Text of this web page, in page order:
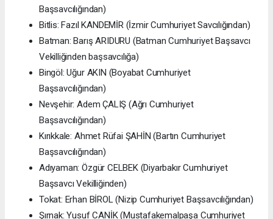
Başsavcılığından)
Bitlis: Fazıl KANDEMİR (İzmir Cumhuriyet Savcılığından)
Batman: Barış ARIDURU (Batman Cumhuriyet Başsavcı
Vekilliğinden başsavcılığa)
Bingöl: Uğur AKIN (Boyabat Cumhuriyet
Başsavcılığından)
Nevşehir: Adem ÇALIŞ (Ağrı Cumhuriyet
Başsavcılığından)
Kırıkkale: Ahmet Rüfai ŞAHİN (Bartın Cumhuriyet
Başsavcılığından)
Adıyaman: Özgür CELBEK (Diyarbakır Cumhuriyet
Başsavcı Vekilliğinden)
Tokat: Erhan BİROL (Nizip Cumhuriyet Başsavcılığından)
Şırnak: Yusuf CANİK (Mustafakemalpaşa Cumhuriyet